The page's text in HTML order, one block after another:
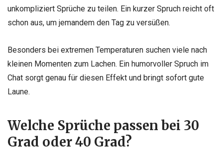
unkompliziert Sprüche zu teilen. Ein kurzer Spruch reicht oft
schon aus, um jemandem den Tag zu versüßen.
Besonders bei extremen Temperaturen suchen viele nach
kleinen Momenten zum Lachen. Ein humorvoller Spruch im
Chat sorgt genau für diesen Effekt und bringt sofort gute
Laune.
Welche Sprüche passen bei 30
Grad oder 40 Grad?